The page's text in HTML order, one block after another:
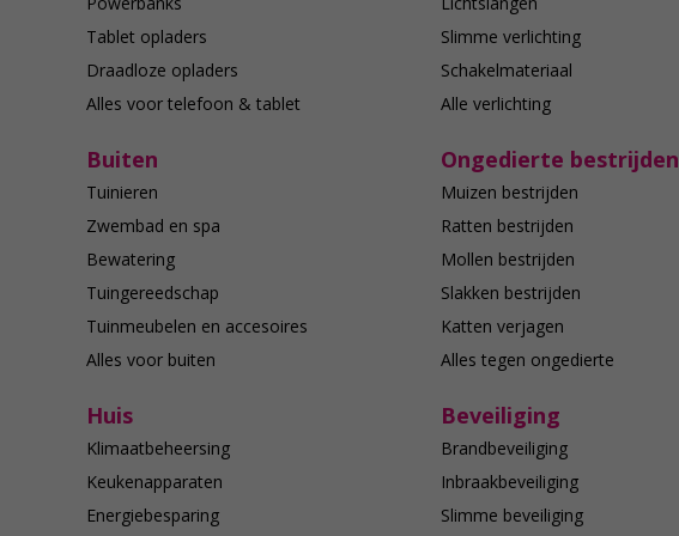
Tablet opladers
Draadloze opladers
Alles voor telefoon & tablet
Slimme verlichting
Schakelmateriaal
Alle verlichting
Buiten
Tuinieren
Zwembad en spa
Bewatering
Tuingereedschap
Tuinmeubelen en accesoires
Alles voor buiten
Ongedierte bestrijden
Muizen bestrijden
Ratten bestrijden
Mollen bestrijden
Slakken bestrijden
Katten verjagen
Alles tegen ongedierte
Huis
Klimaatbeheersing
Keukenapparaten
Energiebesparing
Beveiliging
Brandbeveiliging
Inbraakbeveiliging
Slimme beveiliging